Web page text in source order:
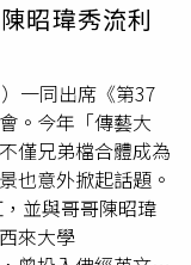
昭瑋秀流利
一同出席《第37
。今年「傳藝大
僅兄弟檔合體成為
也意外掀起話題。
並與哥哥陳昭瑋
來大學